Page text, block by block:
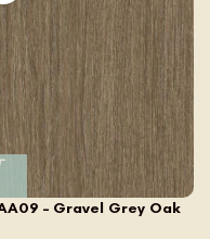
– Gravel Grey Oak